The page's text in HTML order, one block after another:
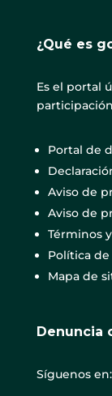
¿Qué es
Es el portal
Portal de
Aviso de
Aviso de
Términos
Política
Mapa de
Denuncia
Síguenos en: